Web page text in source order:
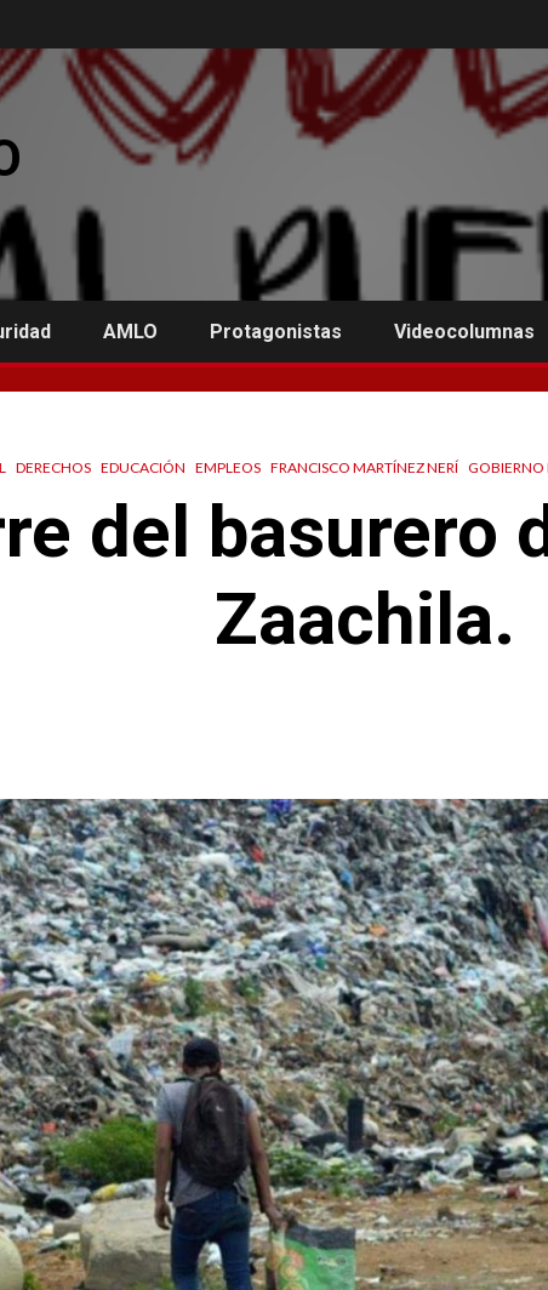
AMLO Protagonistas Videocolumnas
DERECHOS EDUCACIÓN EMPLEOS FRANCISCO MARTÍNEZ NERÍ GOBIERNO
del basurero
Zaachila.